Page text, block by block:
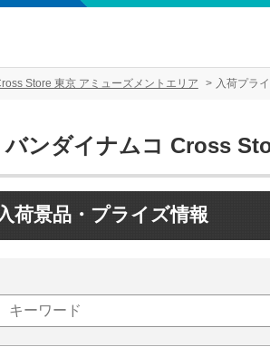
Store 東京 アミューズメントエリア 入荷プラ
バンダイナムコ Cross
荷景品・プライズ情報